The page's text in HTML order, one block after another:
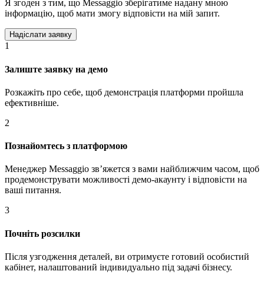
Я згоден з тим, що Messaggio зберігатиме надану мною
інформацію, щоб мати змогу відповісти на мій запит.
1
Залиште заявку на демо
Розкажіть про себе, щоб демонстрація платформи пройшла
ефективніше.
2
Познайомтесь з платформою
Менеджер Messaggio звʼяжется з вами найближчим часом, щоб
продемонструвати можливості демо-акаунту і відповісти на
ваші питання.
3
Почніть розсилки
Після узгодження деталей, ви отримуєте готовий особистий
кабінет, налаштований індивидуально під задачі бізнесу.